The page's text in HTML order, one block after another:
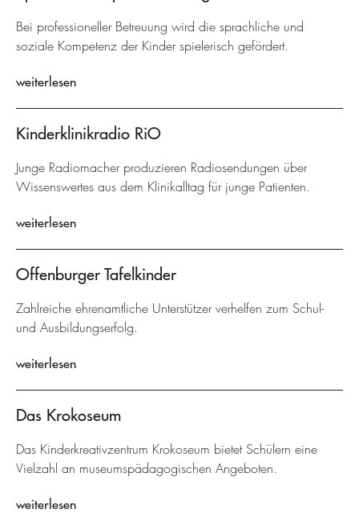
Bei professioneller Betreuung wird die sprachliche und
soziale Kompetenz der Kinder spielerisch gefördert.
weiterlesen
Kinderklinikradio RiO
Junge Radiomacher produzieren Radiosendungen über
Wissenswertes aus dem Klinikalltag für junge Patienten.
weiterlesen
Offenburger Tafelkinder
Zahlreiche ehrenamtliche Unterstützer verhelfen zum Schul-
und Ausbildungserfolg.
weiterlesen
Das Krokoseum
Das Kinderkreativzentrum Krokoseum bietet Schülern eine
Vielzahl an museumspädagogischen Angeboten.
weiterlesen